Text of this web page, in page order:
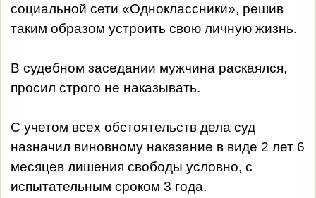
социальной сети «Одноклассники», решив
таким образом устроить свою личную жизнь.
В судебном заседании мужчина раскаялся,
просил строго не наказывать.
С учетом всех обстоятельств дела суд
назначил виновному наказание в виде 2 лет 6
месяцев лишения свободы условно, с
испытательным сроком 3 года.